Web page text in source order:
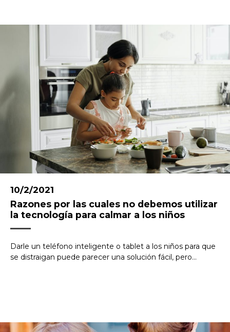
10/2/2021
Razones por las cuales no debemos utilizar
la tecnología para calmar a los niños
Darle un teléfono inteligente o tablet a los niños para que
se distraigan puede parecer una solución fácil, pero...